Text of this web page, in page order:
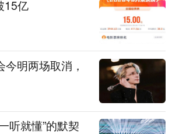
15亿
明两场取消，
听就懂”的默契